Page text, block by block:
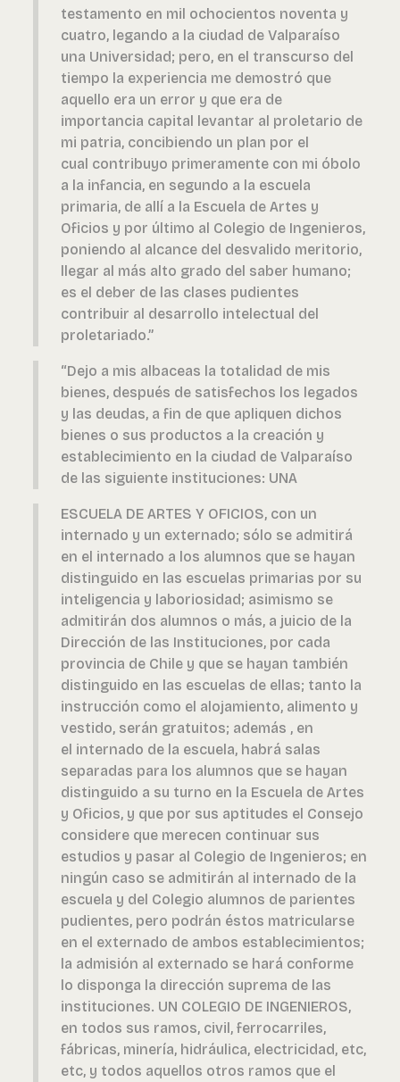
testamento en mil ochocientos noventa y
cuatro, legando a la ciudad de Valparaíso
una Universidad; pero, en el transcurso del
tiempo la experiencia me demostró que
aquello era un error y que era de
importancia capital levantar al proletario de
mi patria, concibiendo un plan por el
cual contribuyo primeramente con mi óbolo
a la infancia, en segundo a la escuela
primaria, de allí a la Escuela de Artes y
Oficios y por último al Colegio de Ingenieros,
poniendo al alcance del desvalido meritorio,
llegar al más alto grado del saber humano;
es el deber de las clases pudientes
contribuir al desarrollo intelectual del
proletariado.”
“Dejo a mis albaceas la totalidad de mis
bienes, después de satisfechos los legados
y las deudas, a fin de que apliquen dichos
bienes o sus productos a la creación y
establecimiento en la ciudad de Valparaíso
de las siguiente instituciones: UNA
ESCUELA DE ARTES Y OFICIOS, con un
internado y un externado; sólo se admitirá
en el internado a los alumnos que se hayan
distinguido en las escuelas primarias por su
inteligencia y laboriosidad; asimismo se
admitirán dos alumnos o más, a juicio de la
Dirección de las Instituciones, por cada
provincia de Chile y que se hayan también
distinguido en las escuelas de ellas; tanto la
instrucción como el alojamiento, alimento y
vestido, serán gratuitos; además , en
el internado de la escuela, habrá salas
separadas para los alumnos que se hayan
distinguido a su turno en la Escuela de Artes
y Oficios, y que por sus aptitudes el Consejo
considere que merecen continuar sus
estudios y pasar al Colegio de Ingenieros; en
ningún caso se admitirán al internado de la
escuela y del Colegio alumnos de parientes
pudientes, pero podrán éstos matricularse
en el externado de ambos establecimientos;
la admisión al externado se hará conforme
lo disponga la dirección suprema de las
instituciones. UN COLEGIO DE INGENIEROS,
en todos sus ramos, civil, ferrocarriles,
fábricas, minería, hidráulica, electricidad, etc,
etc, y todos aquellos otros ramos que el